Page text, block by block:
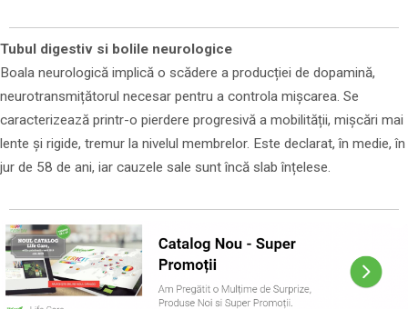
Tubul digestiv si bolile neurologice
Boala neurologică implică o scădere a producției de dopamină,
neurotransmițătorul necesar pentru a controla mișcarea. Se
caracterizează printr-o pierdere progresivă a mobilității, mișcări mai
lente și rigide, tremur la nivelul membrelor. Este declarat, în medie, în
jur de 58 de ani, iar cauzele sale sunt încă slab înțelese.